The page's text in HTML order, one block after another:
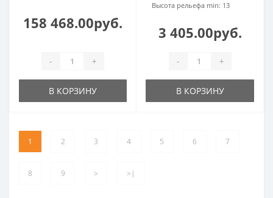
158 468.00руб.
- +
В КОРЗИНУ
Высота рельефа min: 13
3 405.00руб.
- +
В КОРЗИНУ
1 2 3 4 5 6 7
8 9 > >|